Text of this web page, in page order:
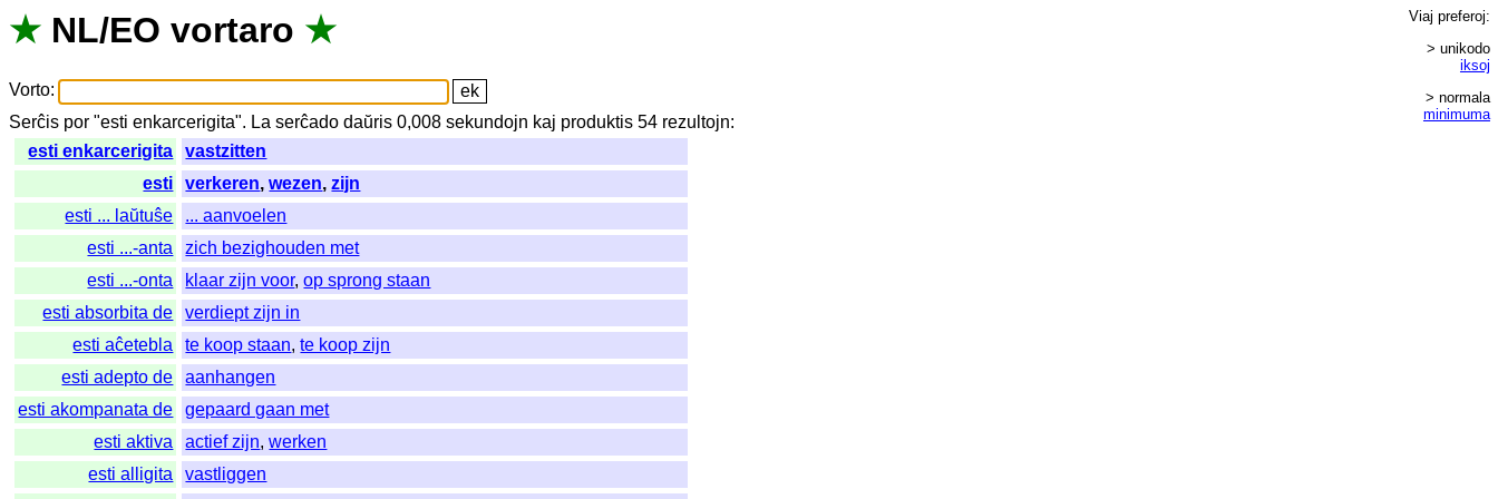
★ NL/EO vortaro ★
Vorto:
Serĉis por "esti enkarcerigita". La serĉado daŭris 0,008sekundojn kaj produktis 54 rezultojn:
esti enkarcerigita
vastzitten
esti
verkeren,wezen,zijn
esti ... laŭtuŝe
... aanvoelen
esti ...-anta
zich bezighouden met
esti ...-onta
klaar zijn voor,op sprong staan
esti absorbita de
verdiept zijn in
esti aĉetebla
te koop staan,te koop zijn
esti adepto de
aanhangen
esti akompanata de
gepaard gaan met
esti aktiva
actief zijn,werken
esti alligita
vastliggen
Viaj preferoj:
> unikodo
iksoj
> normala
minimuma